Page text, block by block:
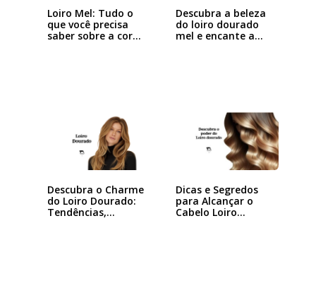
Loiro Mel: Tudo o
que você precisa
saber sobre a cor…
Descubra a beleza
do loiro dourado
mel e encante a…
Descubra o Charme
do Loiro Dourado:
Tendências,…
Dicas e Segredos
para Alcançar o
Cabelo Loiro…